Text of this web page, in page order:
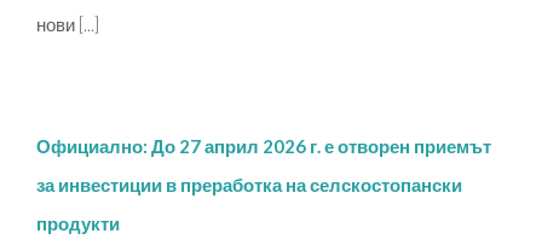
нови [...]
Официално: До 27 април 2026 г. е отворен приемът
за инвестиции в преработка на селскостопански
продукти